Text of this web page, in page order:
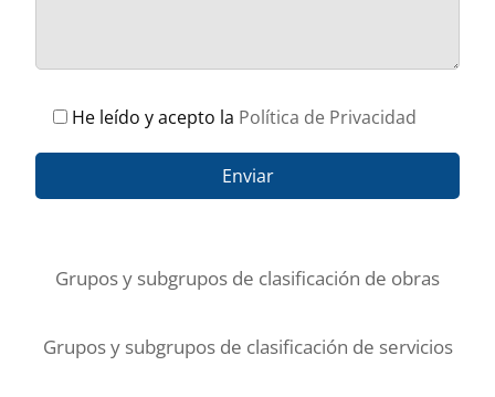
He leído y acepto la Política de Privacidad
Grupos y subgrupos de clasificación de obras
Grupos y subgrupos de clasificación de servicios